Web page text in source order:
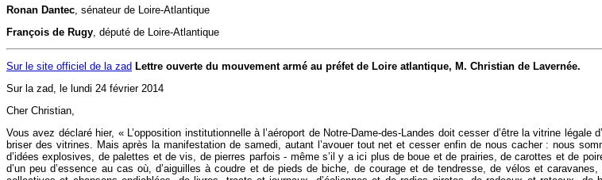
Ronan Dantec, sénateur de Loire-Atlantique
François de Rugy, député de Loire-Atlantique
Sur le site officiel de la zad Lettre ouverte du mouvement armé au préfet de Loire atlantique, M. Christian de Lavernée.
Sur la zad, le lundi 24 février 2014
Cher Christian,
Vous avez déclaré hier, « L’opposition institutionnelle à l’aéroport de Notre-Dame-des-Landes doit cesser d’être la vitrine
briser des vitrines. Mais après la manifestation de samedi, autant l’avouer tout net et cesser enfin de nous cacher : nous
d’idées explosives, de palettes et de vis, de pierres parfois - même s’il y a ici plus de boue et de prairies, de carottes et de
d’un peu d’essence au cas où, d’aiguilles à coudre et de pieds de biche, de courage et de tendresse, de vélos et